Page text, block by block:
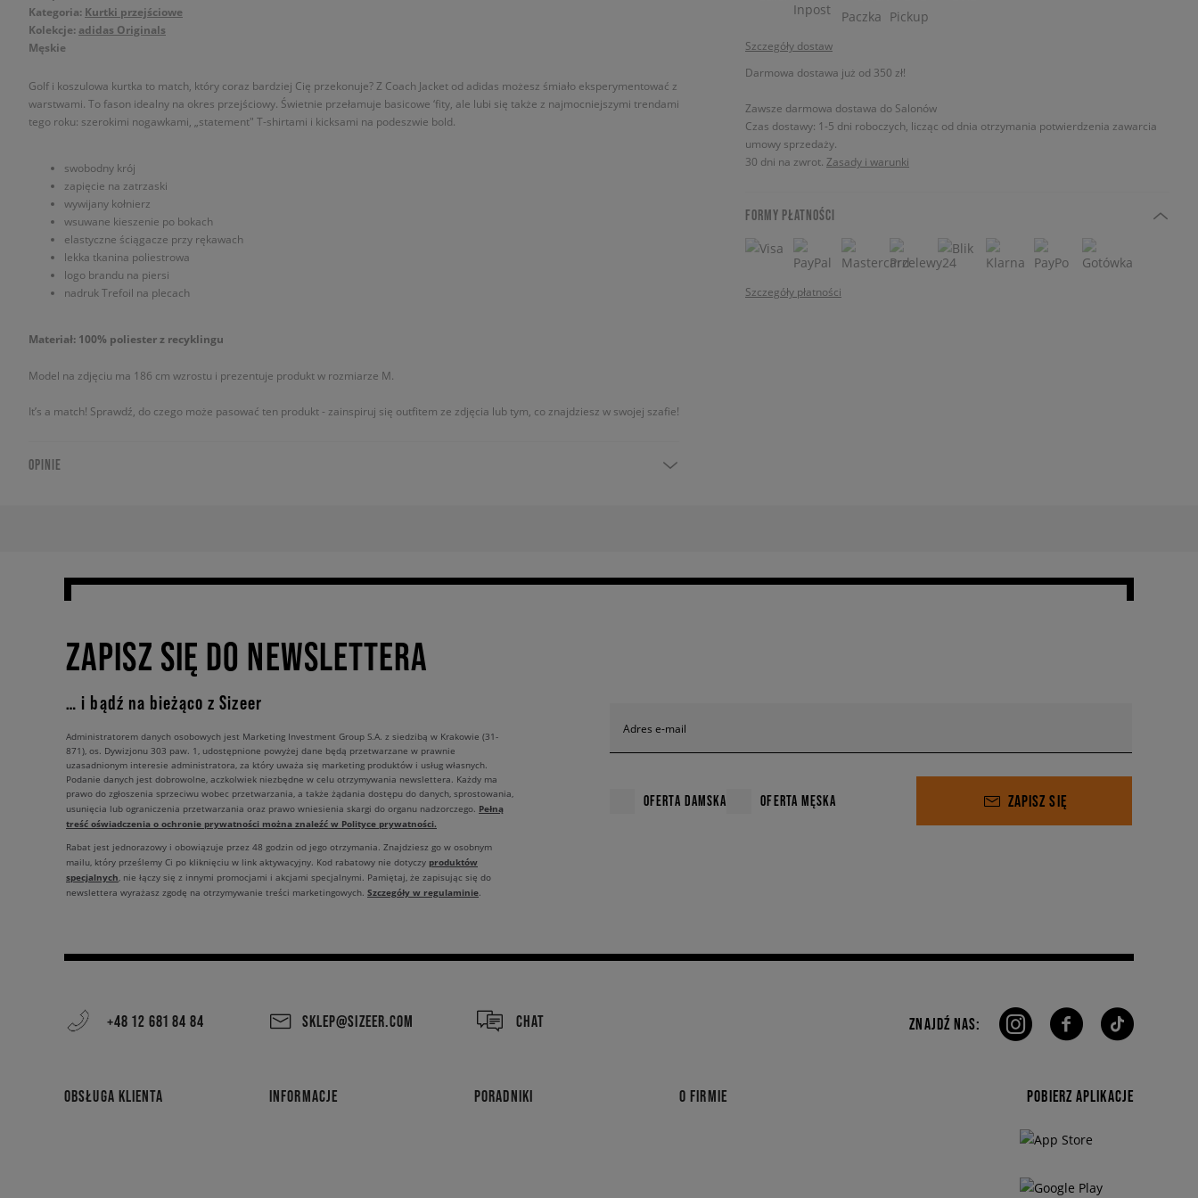
Kategoria: Kurtki przejściowe
Kolekcje: adidas Originals
Męskie
Golf i koszulowa kurtka to match, który coraz bardziej Cię przekonuje? Z Coach Jacket od adidas możesz śmiało eksperymentować z
warstwami. To fason idealny na okres przejściowy. Świetnie przełamuje basicowe ‘fity, ale lubi się także z najmocniejszymi trendami
tego roku: szerokimi nogawkami, „statement" T-shirtami i kicksami na podeszwie bold.
swobodny krój
zapięcie na zatrzaski
wywijany kołnierz
wsuwane kieszenie po bokach
elastyczne ściągacze przy rękawach
lekka tkanina poliestrowa
logo brandu na piersi
nadruk Trefoil na plecach
Materiał: 100% poliester z recyklingu
Model na zdjęciu ma 186 cm wzrostu i prezentuje produkt w rozmiarze M.
It’s a match! Sprawdź, do czego może pasować ten produkt - zainspiruj się outfitem ze zdjęcia lub tym, co znajdziesz w swojej szafie!
OPINIE
Szczegóły dostaw
Darmowa dostawa już od 350 zł!
Zawsze darmowa dostawa do Salonów
Czas dostawy: 1-5 dni roboczych, licząc od dnia otrzymania potwierdzenia zawarcia
umowy sprzedaży.
30 dni na zwrot. Zasady i warunki
FORMY PŁATNOŚCI
Szczegóły płatności
ZAPISZ SIĘ DO NEWSLETTERA
… i bądź na bieżąco z Sizeer
Adres e-mail
OFERTA DAMSKA OFERTA MĘSKA ZAPISZ SIĘ
Administratorem danych osobowych jest Marketing Investment Group S.A. z siedzibą w Krakowie (31-
871), os. Dywizjonu 303 paw. 1, udostępnione powyżej dane będą przetwarzane w prawnie
uzasadnionym interesie administratora, za który uważa się marketing produktów i usług własnych.
Podanie danych jest dobrowolne, aczkolwiek niezbędne w celu otrzymywania newslettera. Każdy ma
prawo do zgłoszenia sprzeciwu wobec przetwarzania, a także żądania dostępu do danych, sprostowania,
usunięcia lub ograniczenia przetwarzania oraz prawo wniesienia skargi do organu nadzorczego. Pełną
treść oświadczenia o ochronie prywatności można znaleźć w Polityce prywatności.
Rabat jest jednorazowy i obowiązuje przez 48 godzin od jego otrzymania. Znajdziesz go w osobnym
mailu, który prześlemy Ci po kliknięciu w link aktywacyjny. Kod rabatowy nie dotyczy produktów
specjalnych, nie łączy się z innymi promocjami i akcjami specjalnymi. Pamiętaj, że zapisując się do
newslettera wyrażasz zgodę na otrzymywanie treści marketingowych. Szczegóły w regulaminie.
+48 12 681 84 84 SKLEP@SIZEER.COM CHAT
OBSŁUGA KLIENTA INFORMACJE PORADNIKI O FIRMIE
ZNAJDŹ NAS:
POBIERZ APLIKACJE